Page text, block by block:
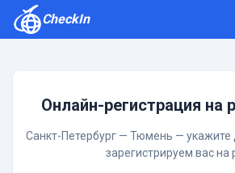
CheckIn
Онлайн-регистрация на
Санкт-Петербург — Тюмень —
зарегистрируем вас на